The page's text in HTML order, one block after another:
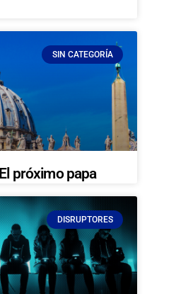
SIN CATEGORÍA
próximo papa
DISRUPTORES